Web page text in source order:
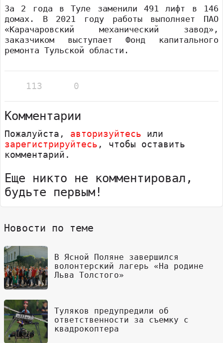
За 2 года в Туле заменили 491 лифт в 146
домах. В 2021 году работы выполняет ПАО
«Карачаровский механический завод»,
заказчиком выступает Фонд капитального
ремонта Тульской области.
113 0
Комментарии
Пожалуйста, авторизуйтесь или
зарегистрируйтесь , чтобы оставить
комментарий.
Еще никто не комментировал,
будьте первым!
Новости по теме
В Ясной Поляне завершился
волонтерский лагерь «На родине
Льва Толстого»
Туляков предупредили об
ответственности за съемку с
квадрокоптера